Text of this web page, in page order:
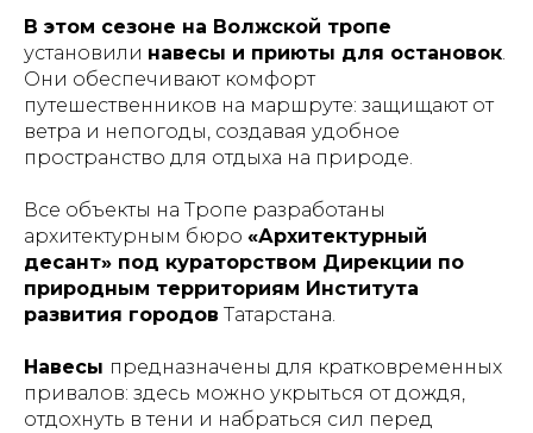
В этом сезоне на Волжской тропе
установили навесы и приюты для остановок.
Они обеспечивают комфорт
путешественников на маршруте: защищают от
ветра и непогоды, создавая удобное
пространство для отдыха на природе.
Все объекты на Тропе разработаны
архитектурным бюро «Архитектурный
десант» под кураторством Дирекции по
природным территориям Института
развития городов Татарстана.
Навесы предназначены для кратковременных
привалов: здесь можно укрыться от дождя,
отдохнуть в тени и набраться сил перед